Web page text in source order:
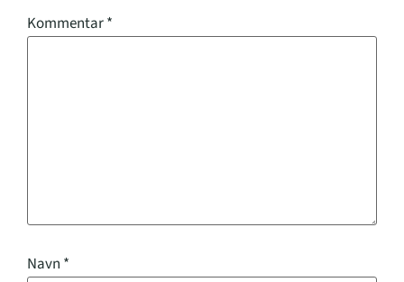
Kommentar*
Navn *